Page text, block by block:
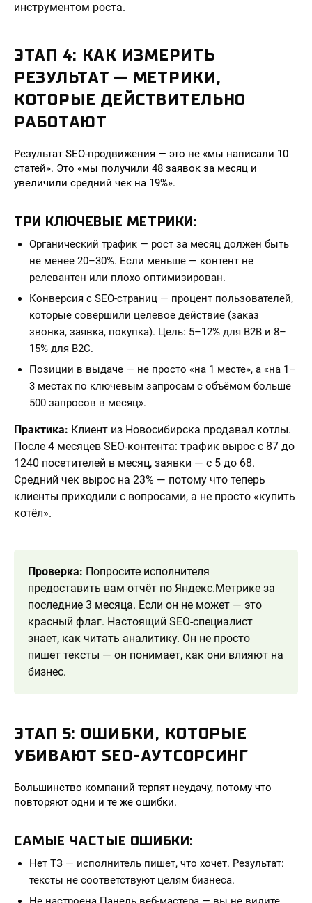
инструментом роста.
ЭТАП 4: КАК ИЗМЕРИТЬ
РЕЗУЛЬТАТ — МЕТРИКИ,
КОТОРЫЕ ДЕЙСТВИТЕЛЬНО
РАБОТАЮТ
Результат SEO-продвижения — это не «мы написали 10
статей». Это «мы получили 48 заявок за месяц и
увеличили средний чек на 19%».
ТРИ КЛЮЧЕВЫЕ МЕТРИКИ:
Органический трафик — рост за месяц должен быть
не менее 20–30%. Если меньше — контент не
релевантен или плохо оптимизирован.
Конверсия с SEO-страниц — процент пользователей,
которые совершили целевое действие (заказ
звонка, заявка, покупка). Цель: 5–12% для B2B и 8–
15% для B2C.
Позиции в выдаче — не просто «на 1 месте», а «на 1–
3 местах по ключевым запросам с объёмом больше
500 запросов в месяц».
Практика: Клиент из Новосибирска продавал котлы.
После 4 месяцев SEO-контента: трафик вырос с 87 до
1240 посетителей в месяц, заявки — с 5 до 68.
Средний чек вырос на 23% — потому что теперь
клиенты приходили с вопросами, а не просто «купить
котёл».
Проверка: Попросите исполнителя
предоставить вам отчёт по Яндекс.Метрике за
последние 3 месяца. Если он не может — это
красный флаг. Настоящий SEO-специалист
знает, как читать аналитику. Он не просто
пишет тексты — он понимает, как они влияют на
бизнес.
ЭТАП 5: ОШИБКИ, КОТОРЫЕ
УБИВАЮТ SEO-АУТСОРСИНГ
Большинство компаний терпят неудачу, потому что
повторяют одни и те же ошибки.
САМЫЕ ЧАСТЫЕ ОШИБКИ:
Нет ТЗ — исполнитель пишет, что хочет. Результат:
тексты не соответствуют целям бизнеса.